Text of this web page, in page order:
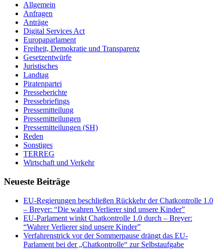
Allgemein
Anfragen
Anträge
Digital Services Act
Europaparlament
Freiheit, Demokratie und Transparenz
Gesetzentwürfe
Juristisches
Landtag
Piratenpartei
Presseberichte
Pressebriefings
Pressemitteilung
Pressemitteilungen
Pressemitteilungen (SH)
Reden
Sonstiges
TERREG
Wirtschaft und Verkehr
Neueste Beiträge
EU-Regierungen beschließen Rückkehr der Chatkontrolle 1.0
– Breyer: “Die wahren Verlierer sind unsere Kinder”
EU-Parlament winkt Chatkontrolle 1.0 durch – Breyer:
“Wahrer Verlierer sind unsere Kinder”
Verfahrenstrick vor der Sommerpause drängt das EU-
Parlament bei der „Chatkontrolle“ zur Selbstaufgabe